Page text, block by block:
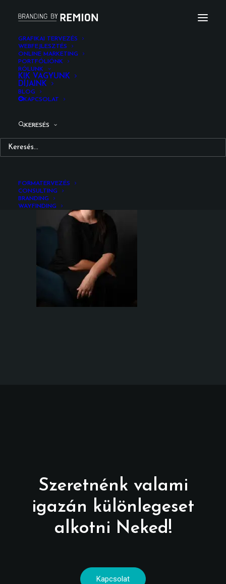
GRAFIKAI TERVEZÉS
WEBFEJLESZTÉS
ONLINE MARKETING
PORTFÓLIÓNK
RÓLUNK
KIK VAGYUNK
DÍJAINK
BLOG
KAPCSOLAT
KERESÉS
FORMATERVEZÉS
CONSULTING
BRANDING
WAYFINDING
vogel_dorottya_marketing_remion_design
Kezdőlap
vogel_dorottya_marketing_remion_design
Szeretnénk valami
igazán különlegeset
alkotni Neked!
Kapcsolat